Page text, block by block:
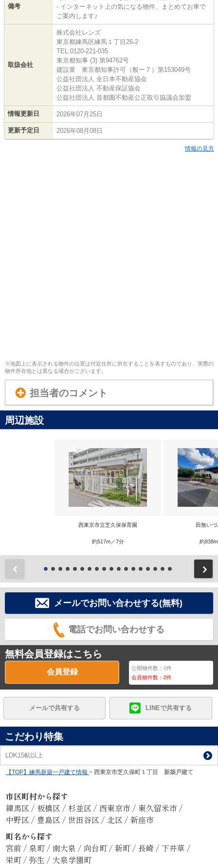
備考
- インターネット上の気になる物件、まとめてお車で
ご案内します♪
取扱会社
株式会社レンズ
東京都練馬区練馬１丁目26-2
TEL:0120-221-035
東京都知事 (3) 第94762号
建設業 東京都知事許可（般ー７）第153049号
公益社団法人 全日本不動産協会
公益社団法人 不動産保証協会
公益社団法人 首都圏不動産公正取引協議会加盟
情報更新日 2026年07月25日
更新予定日 2026年08月08日
情報の見方
※地図上に表示される物件の位置は付近住所に所在することを表すものであり、実際の
物件所在地とは異なる場合がございます。
担当者のコメント
周辺施設
西東京市立芝久保保育園
約517m／7分
田無い
約
メールでお問い合わせする(無料)
電話でお問い合わせする
無料会員登録はこちら
会員登録 公開物件数：0件
会員物件数：0件
メールで共有する LINEで共有する
こだわり特集
LDK15帖以上
【TOP】練馬新築一戸建て情報 > 西東京市芝久保町１丁目 新築戸建て
市区町村から探す
練馬区 / 板橋区 / 杉並区 / 西東京市 / 東久留米市 /
中野区 / 豊島区 / 世田谷区 / 北区 / 新座市
町名から探す
宮前 / 泉町 / 南大泉 / 向台町 / 新町 / 長崎 / 下井草 /
栄町 / 弥生 / 大泉学園町